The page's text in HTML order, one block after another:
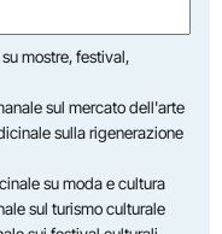
mostre, festival,
sul mercato dell'arte
sulla rigenerazione
su moda e cultura
sul turismo culturale